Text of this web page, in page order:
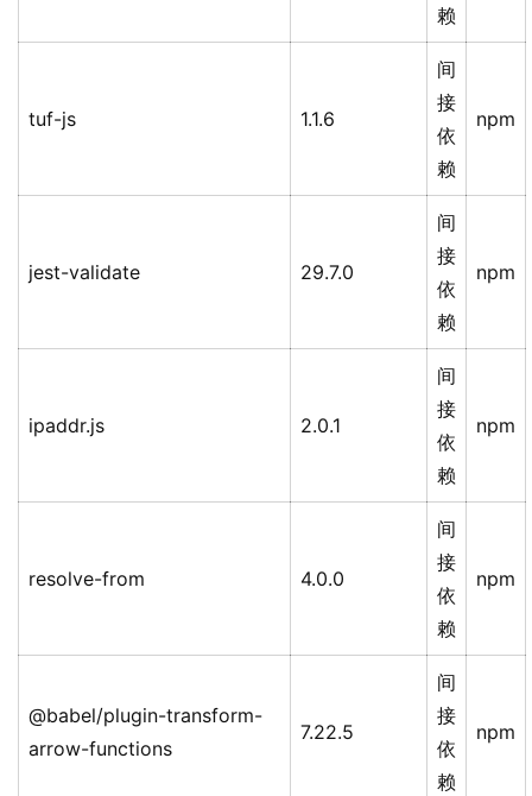
赖
tuf-js 1.1.6
间
接
依
赖
npm
jest-validate 29.7.0
间
接
依
赖
npm
ipaddr.js 2.0.1
间
接
依
赖
npm
resolve-from 4.0.0
间
接
依
赖
npm
@babel/plugin-transform-
arrow-functions
7.22.5
间
接
依
赖
npm